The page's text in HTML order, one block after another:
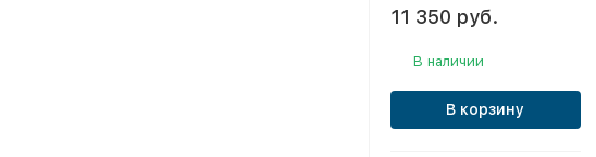
11 350 руб.
В наличии
В корзину